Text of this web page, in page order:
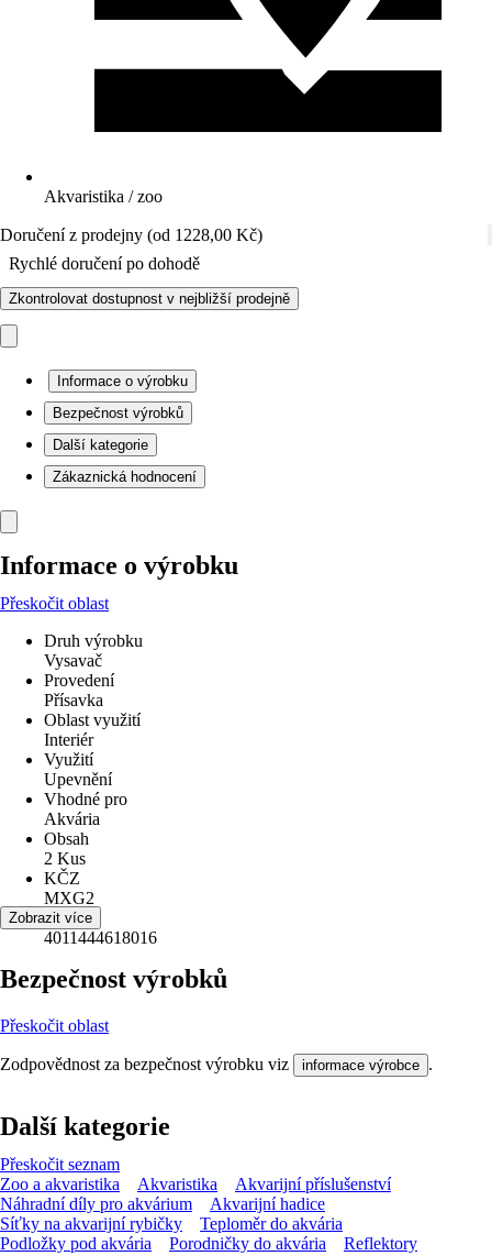
Akvaristika / zoo
Doručení z prodejny (od 1228,00 Kč)
Rychlé doručení po dohodě
Zkontrolovat dostupnost v nejbližší prodejně
Informace o výrobku
Bezpečnost výrobků
Další kategorie
Zákaznická hodnocení
Informace o výrobku
Přeskočit oblast
Druh výrobku
Vysavač
Provedení
Přísavka
Oblast využití
Interiér
Využití
Upevnění
Vhodné pro
Akvária
Obsah
2 Kus
KČZ
MXG2
EAN
4011444618016
Zobrazit více
Bezpečnost výrobků
Přeskočit oblast
Zodpovědnost za bezpečnost výrobku viz informace výrobce .
Další kategorie
Přeskočit seznam
Zoo a akvaristika
Akvaristika
Akvarijní příslušenství
Náhradní díly pro akvárium
Akvarijní hadice
Síťky na akvarijní rybičky
Teploměr do akvária
Podložky pod akvária
Porodničky do akvária Reflektory